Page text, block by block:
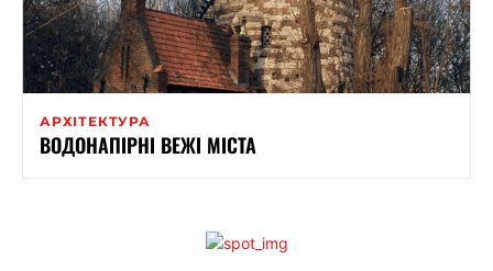
АРХІТЕКТУРА
ВОДОНАПІРНІ ВЕЖІ МІСТА